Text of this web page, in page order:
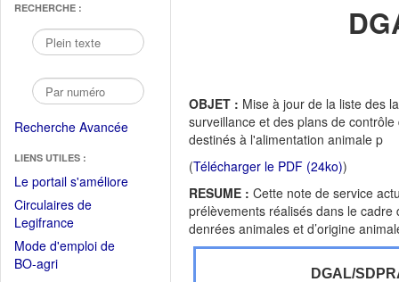
RECHERCHE :
Recherche Avancée
LIENS UTILES :
Le portail s'améliore(Fichier
Circulaires de
Legifrance(Ouvrir
dans
une
Mode d'emploi de
BO-agri(Ouvrir
OBJET : Mise à jour de la liste des
surveillance et des plans de
destinés à l'alimentation animale p
(Télécharger le PDF (24ko))
RESUME : Cette note de service
prélèvements réalisés dans le
denrées animales et d’origine
DGAL/